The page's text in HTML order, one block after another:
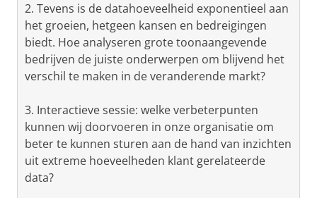
2. Tevens is de datahoeveelheid exponentieel aan
het groeien, hetgeen kansen en bedreigingen
biedt. Hoe analyseren grote toonaangevende
bedrijven de juiste onderwerpen om blijvend het
verschil te maken in de veranderende markt?
3. Interactieve sessie: welke verbeterpunten
kunnen wij doorvoeren in onze organisatie om
beter te kunnen sturen aan de hand van inzichten
uit extreme hoeveelheden klant gerelateerde
data?